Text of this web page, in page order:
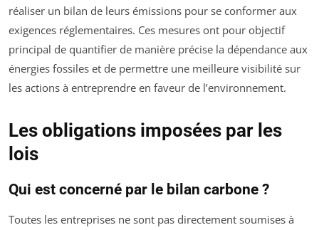
réaliser un bilan de leurs émissions pour se conformer aux
exigences réglementaires. Ces mesures ont pour objectif
principal de quantifier de manière précise la dépendance aux
énergies fossiles et de permettre une meilleure visibilité sur
les actions à entreprendre en faveur de l’environnement.
Les obligations imposées par les
lois
Qui est concerné par le bilan carbone ?
Toutes les entreprises ne sont pas directement soumises à